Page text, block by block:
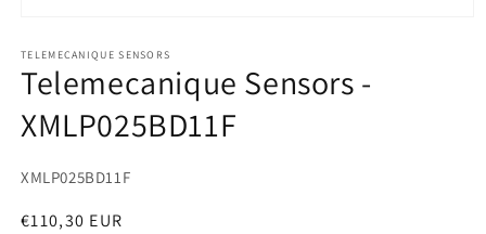
in
Modal
öffnen
TELEMECANIQUE SENSORS
Telemecanique Sensors -
XMLP025BD11F
SKU:
XMLP025BD11F
Normaler
€110,30 EUR